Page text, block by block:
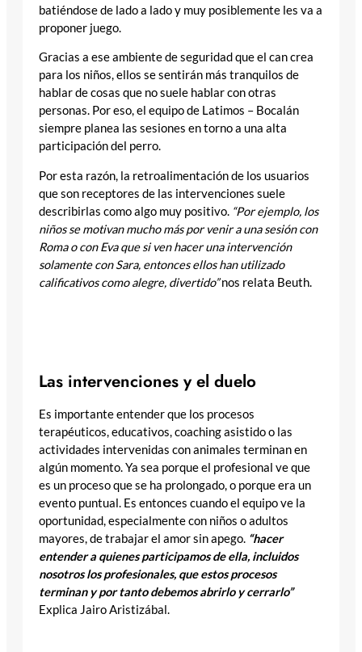
batiéndose de lado a lado y muy posiblemente les va a
proponer juego.
Gracias a ese ambiente de seguridad que el can crea
para los niños, ellos se sentirán más tranquilos de
hablar de cosas que no suele hablar con otras
personas. Por eso, el equipo de Latimos – Bocalán
siempre planea las sesiones en torno a una alta
participación del perro.
Por esta razón, la retroalimentación de los usuarios
que son receptores de las intervenciones suele
describirlas como algo muy positivo. “Por ejemplo, los
niños se motivan mucho más por venir a una sesión con
Roma o con Eva que si ven hacer una intervención
solamente con Sara, entonces ellos han utilizado
calificativos como alegre, divertido”nos relata Beuth.
Las intervenciones y el duelo
Es importante entender que los procesos
terapéuticos, educativos, coaching asistido o las
actividades intervenidas con animales terminan en
algún momento. Ya sea porque el profesional ve que
es un proceso que se ha prolongado, o porque era un
evento puntual. Es entonces cuando el equipo ve la
oportunidad, especialmente con niños o adultos
mayores, de trabajar el amor sin apego. “hacer
entender a quienes participamos de ella, incluidos
nosotros los profesionales, que estos procesos
terminan y por tanto debemos abrirlo y cerrarlo”
Explica Jairo Aristizábal.